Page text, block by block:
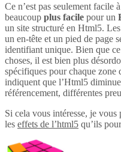
Ce n’est pas seulement facile
beaucoup plus facile pour un
un site structuré en Html5.
un en-tête et un pied de page
identifiant unique. Bien que
choses, il est bien plus
spécifiques pour chaque zone
indiquent que l’Html5
référencement, différentes
Si cela vous intéresse, je vous
les effets de l’html5 qu’ils